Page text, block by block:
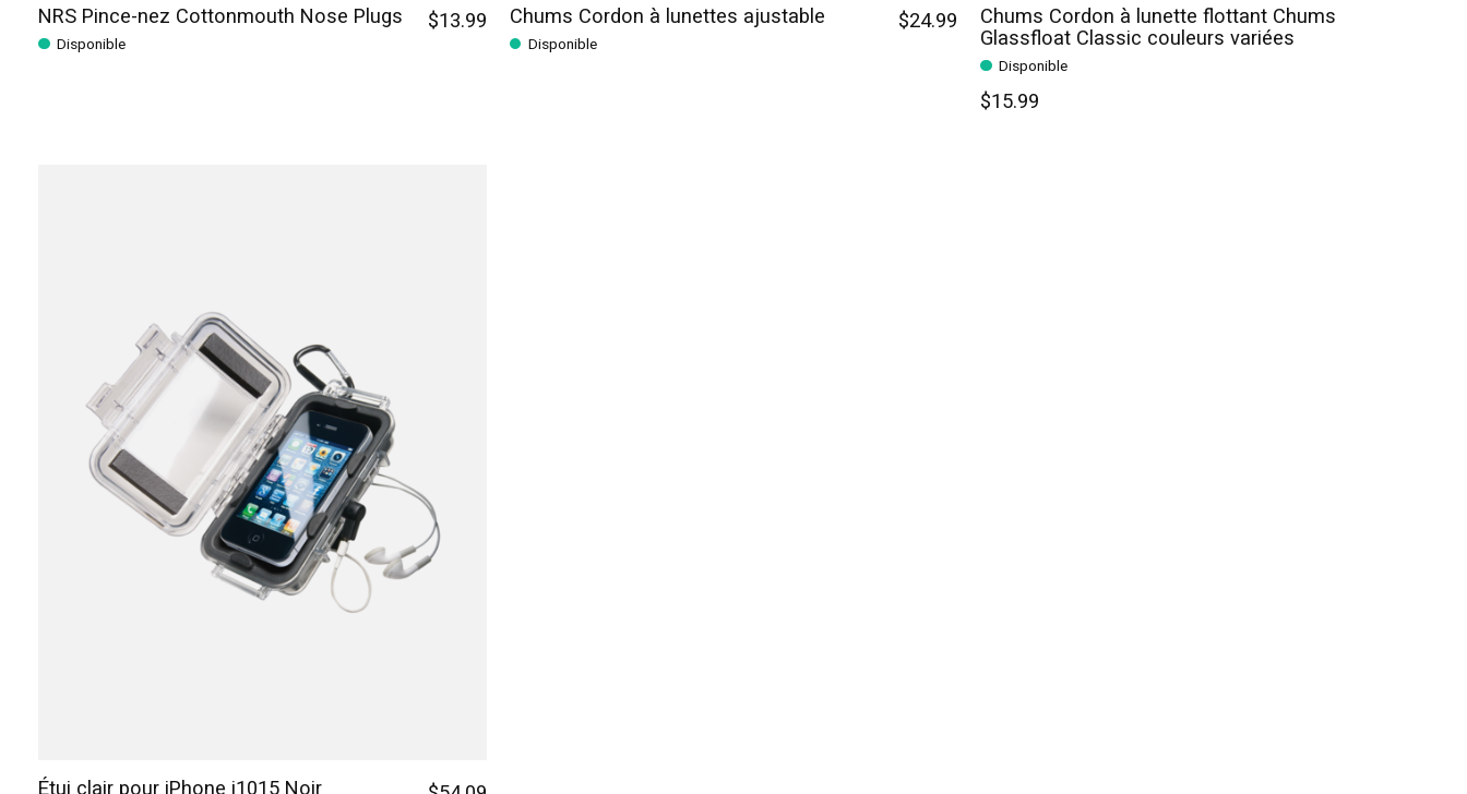
NRS Pince-nez Cottonmouth Nose Plugs
Disponible
$13.99 Chums Cordon à lunettes ajustable
Disponible
$24.99 Chums Cordon à lunette flottant Chums
Glassfloat Classic couleurs variées
Disponible
$15.99